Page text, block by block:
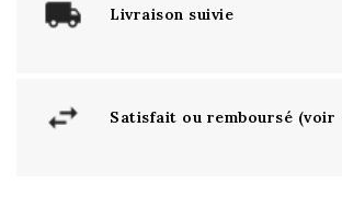
Livraison suivie
Satisfait ou remboursé (voir